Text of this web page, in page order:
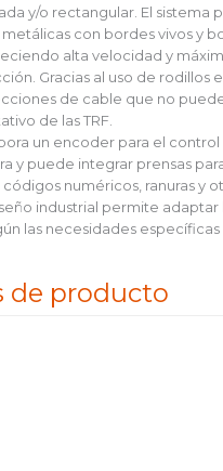
y/o rectangular. El sistema
con bordes vivos y
alta velocidad y
Gracias al uso de rodillos
de cable que no
de las TRF.
un encoder para el
y puede integrar prensas
numéricos, ranuras y
industrial permite adaptar
las necesidades específicas
de producto